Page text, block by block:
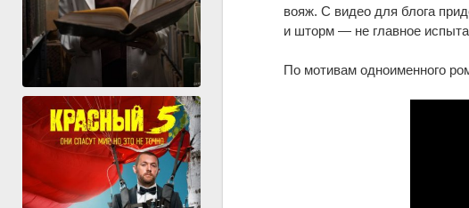
вояж. С видео для блога
и шторм — не главное
По мотивам одноименного